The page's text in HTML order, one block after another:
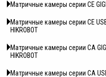
Матричные камеры серии CE
Матричные камеры серии CE
HIKROBOT
Матричные камеры серии CA
HIKROBOT
Матричные камеры серии CA